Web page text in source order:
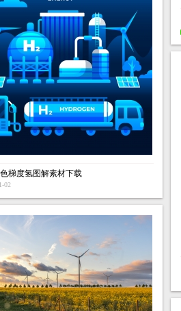
梯度氢图解素材下载
02